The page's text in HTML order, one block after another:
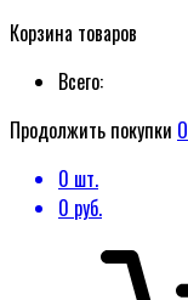
Корзина товаров
Всего:
Продолжить покупки
0 шт.
0 руб.